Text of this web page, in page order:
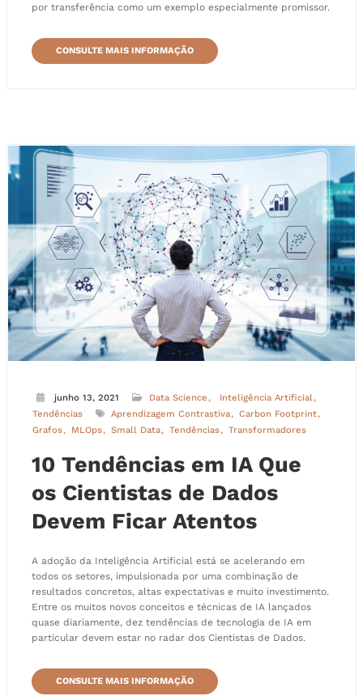
por transferência como um exemplo especialmente promissor.
CONSULTE MAIS INFORMAÇÃO
junho 13, 2021 Data Science
Inteligência Artificial
Tendências
Aprendizagem Contrastiva
Carbon Footprint
Grafos
MLOps Small Data Tendências Transformadores
10 Tendências em IA Que
os Cientistas de Dados
Devem Ficar Atentos
A adoção da Inteligência Artificial está se acelerando em
todos os setores, impulsionada por uma combinação de
resultados concretos, altas expectativas e muito investimento.
Entre os muitos novos conceitos e técnicas de IA lançados
quase diariamente, dez tendências de tecnologia de IA em
particular devem estar no radar dos Cientistas de Dados.
CONSULTE MAIS INFORMAÇÃO